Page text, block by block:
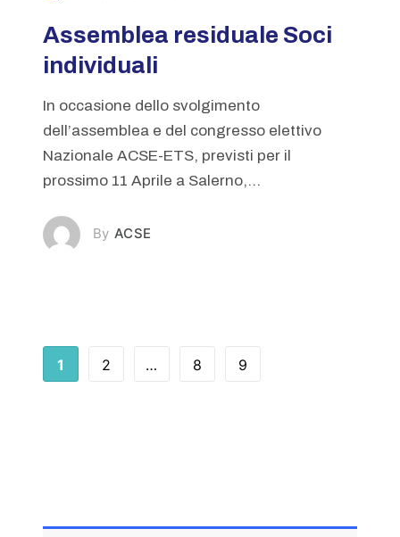
Assemblea residuale Soci
individuali
In occasione dello svolgimento
dell’assemblea e del congresso elettivo
Nazionale ACSE-ETS, previsti per il
prossimo 11 Aprile a Salerno,...
ACSE
1 2 … 8 9